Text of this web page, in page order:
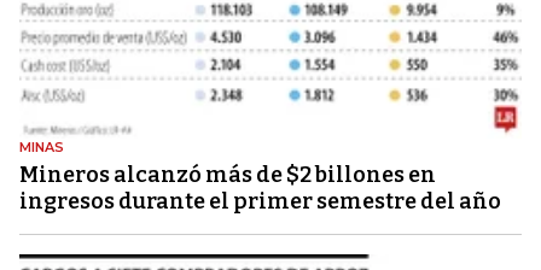
MINAS
Mineros alcanzó más de $2 billones en
ingresos durante el primer semestre del año